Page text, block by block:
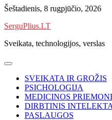
Skip
content
Šeštadienis, 8 rugpjūčio, 2026
SerguPlius.LT
Sveikata, technologijos, verslas
SVEIKATA IR GROŽIS
PSICHOLOGIJA
MEDICINOS
DIRBTINIS
PASLAUGOS